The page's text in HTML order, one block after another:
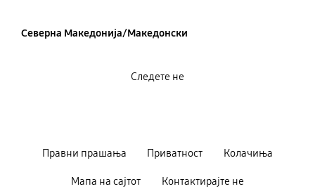
Северна Македонија/Македонски
Правни прашања Приватност Колачиња
Мапа на сајтот Контактирајте не
Следете не